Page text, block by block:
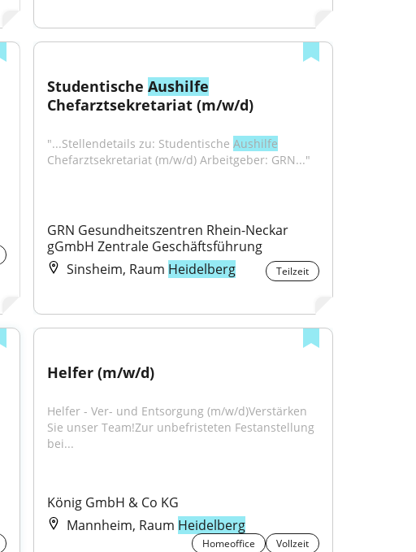
Studentische Aushilfe
Chefarztsekretariat (m/w/d)
"...Stellendetails zu: Studentische Aushilfe
Chefarztsekretariat (m/w/d) Arbeitgeber: GRN..."
GRN Gesundheitszentren Rhein-Neckar
gGmbH Zentrale Geschäftsführung
Sinsheim, Raum Heidelberg Teilzeit
Helfer (m/w/d)
Helfer - Ver- und Entsorgung (m/w/d)Verstärken
Sie unser Team!Zur unbefristeten Festanstellung
bei...
König GmbH & Co KG
Mannheim, Raum Heidelberg
Homeoffice Vollzeit